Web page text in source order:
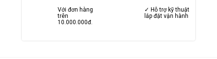
Với đơn hàng
trên
10.000.000đ.
✓ Hỗ trợ kỹ thuật
lắp đặt vận hành